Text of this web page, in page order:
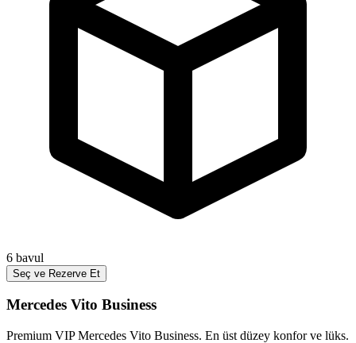
6 bavul
Seç ve Rezerve Et
Mercedes Vito Business
Premium VIP Mercedes Vito Business. En üst düzey konfor ve lüks.